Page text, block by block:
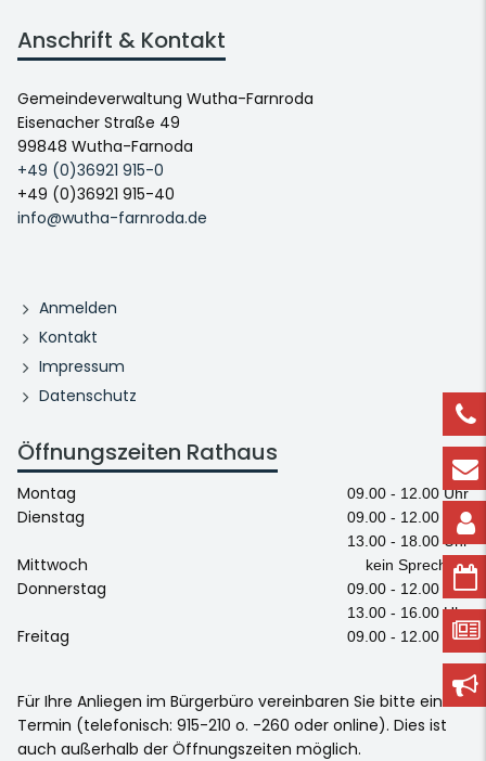
Anschrift & Kontakt
Gemeindeverwaltung Wutha-Farnroda
Eisenacher Straße 49
99848 Wutha-Farnoda
+49 (0)36921 915-0
+49 (0)36921 915-40
info@wutha-farnroda.de
Anmelden
Kontakt
Impressum
Datenschutz
Öffnungszeiten Rathaus
Montag 09.00 - 12.00 Uhr
Dienstag
09.00 - 12.00 Uhr
13.00 - 18.00 Uhr
Mittwoch kein Sprechtag
Donnerstag
09.00 - 12.00 Uhr
13.00 - 16.00 Uhr
Freitag 09.00 - 12.00 Uhr
Für Ihre Anliegen im Bürgerbüro vereinbaren Sie bitte einen
Termin (telefonisch: 915-210 o. -260 oder online). Dies ist
auch außerhalb der Öffnungszeiten möglich.